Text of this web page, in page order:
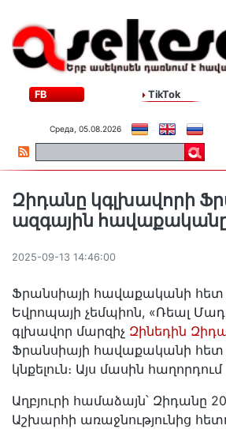
FB TikTok
Среда, 05.08.2026
Զիդանը կգլխավորի
ազգային
2025-09-13 14:46:00
Ֆրանսիայի հավաքականի
Եվրոպայի չեմպիոն, «Ռեալ
գլխավոր մարզիչ Զինեդին
Ֆրանսիայի հավաքականի
կնքելուն։ Այս մասին հաղորդում
Աղբյուրի համաձայն՝ Զիդանը
Աշխարհի առաջնությունից